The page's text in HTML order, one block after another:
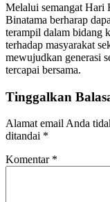
Melalui semangat Hari
Binatama berharap
terampil dalam bidang
terhadap masyarakat
mewujudkan generasi
tercapai bersama.
Tinggalkan
Alamat email Anda
ditandai *
Komentar *